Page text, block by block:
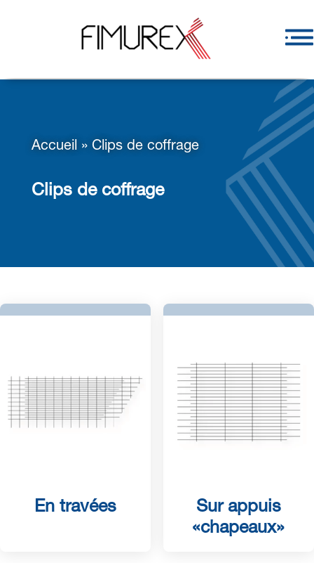
Accueil » Clips de coffrage
Clips de coffrage
En travées
Sur appuis
«chapeaux»